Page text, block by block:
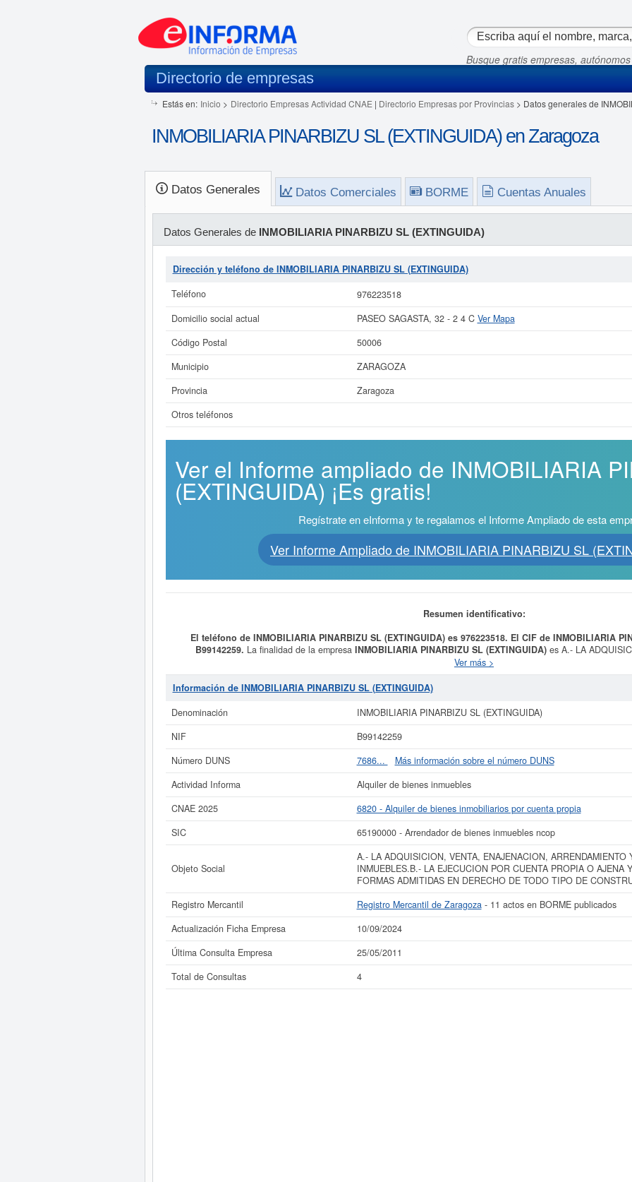
Busque gratis empresas,
Directorio de empresas
Estás en: Inicio > Directorio Empresas Actividad CNAE | Directorio Empresas por Provincias> Datos generales de
INMOBILIARIA PINARBIZU SL (EXTINGUIDA) en Zaragoza
Datos Generales Datos Comerciales BORME Cuentas Anuales
Datos Generales de INMOBILIARIA PINARBIZU SL (EXTINGUIDA)
Dirección y teléfono de INMOBILIARIA PINARBIZU SL (EXTINGUIDA)
Teléfono
976223518
Domicilio social actual
PASEO SAGASTA, 32 - 2 4 C Ver Mapa
Código Postal
50006
Municipio
ZARAGOZA
Provincia
Zaragoza
Otros teléfonos
Ver el Informe ampliado de INMOBILIARIA
(EXTINGUIDA) ¡Es gratis!
Regístrate en eInforma y te regalamos el Informe Ampliado de esta
Ver Informe Ampliado de INMOBILIARIA PINARBIZU SL
Resumen identificativo:
El teléfono de INMOBILIARIA PINARBIZU SL (EXTINGUIDA) es 976223518. El CIF de INMOBILIARIA
B99142259. La finalidad de la empresa INMOBILIARIA PINARBIZU SL (EXTINGUIDA) es A.- LA
ARRENDAMIENTO Y GRAVAMEN DE BIENES INMUEBLES.B.- LA EJECUCION POR CUENTA PROPIA O
FORMAS ADMITIDAS EN DERECHO DE TODO TIPO DE CONSTRUCCIONES DE EDIFIC y fue constituida el
dentro de la categoría 6820 - Alquiler de bienes inmobiliarios por cuenta propia. La empresa
clasifica dentro del Sistema Internacional de Clasificación en la actividad 65190000. Esta empresa está
plantilla. Esta empresa acumula un total de 4 consultas en eInforma. La última consulta se ha producido el 25/
subvenciones puede optar esta empresa y otras similares, puede hacerlo desde esta misma web.
un rango de capital social mayor de 60.000 €. Existen 11 actos publicados en el BORME y en el Registro
Si está interesado en conocer más datos de la empresa INMOBILIARIA PINARBIZU SL (EXTINGUIDA) puede
ampliadode INMOBILIARIA PINARBIZU SL (EXTINGUIDA) y consultar los resultados de sus años de actividad,
resultados disponibles.
La última actualización del informe de empresa se ha realizado el 10/09/2024.
Ver más >
Información de INMOBILIARIA PINARBIZU SL (EXTINGUIDA)
Denominación
INMOBILIARIA PINARBIZU SL (EXTINGUIDA)
NIF
B99142259
Número DUNS
7686...
Más información sobre el número DUNS
Actividad Informa
Alquiler de bienes inmuebles
CNAE 2025
6820 - Alquiler de bienes inmobiliarios por cuenta propia
SIC
65190000 - Arrendador de bienes inmuebles ncop
Objeto Social
A.- LA ADQUISICION, VENTA, ENAJENACION, ARRENDAMIENTO
INMUEBLES.B.- LA EJECUCION POR CUENTA PROPIA O AJENA
FORMAS ADMITIDAS EN DERECHO DE TODO TIPO DE
Registro Mercantil
Registro Mercantil de Zaragoza- 11 actos en BORME publicados
Actualización Ficha Empresa
10/09/2024
Última Consulta Empresa
25/05/2011
Total de Consultas
4